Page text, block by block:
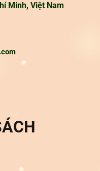
Minh, Việt Nam